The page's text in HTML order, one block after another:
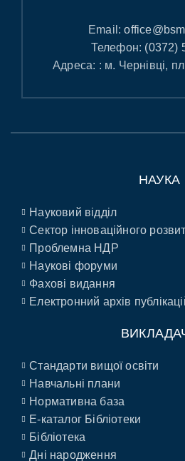
Email:
Телефон: (0372)
Адреса: : м. Чернівці,
НАУКА
Науковий відділ
Сектор інноваційного
Проблемна НДР
Наукові форуми
Фахові видання
Електронний архів
Стандарти вищої освіти
Навчальні плани
Нормативна база
E-каталог Бібліотеки
Бібліотека
Дні народження